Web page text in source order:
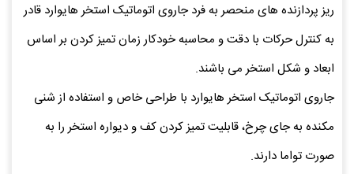
ریز پردازنده های منحصر به فرد جاروی اتوماتیک استخر هایوارد قادر
به کنترل حرکات با دقت و محاسبه خودکار زمان تمیز کردن بر اساس
ابعاد و شکل استخر می باشند.
جاروی اتوماتیک استخر هایوارد با طراحی خاص و استفاده از شنی
مکنده به جای چرخ، قابلیت تمیز کردن کف و دیواره استخر را به
صورت تواما دارند.